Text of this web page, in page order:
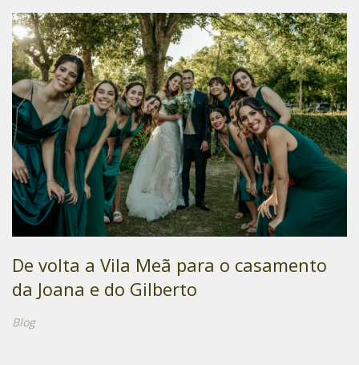
De volta a Vila Meã para o casamento
da Joana e do Gilberto
Blog